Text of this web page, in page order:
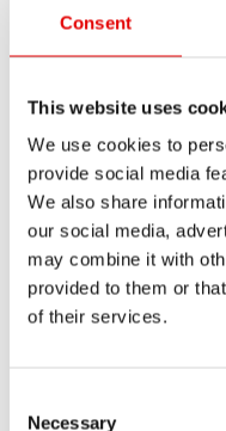
Consent
This website uses
We use cookies to
provide social media
We also share
our social media,
may combine it with
provided to them or
of their services.
Necessary
conséquent
SWISS SIDE -
Ce rappel de
produits Swiss
une hauteur de
Même si aucun